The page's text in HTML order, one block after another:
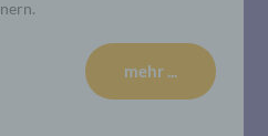
mehr ...